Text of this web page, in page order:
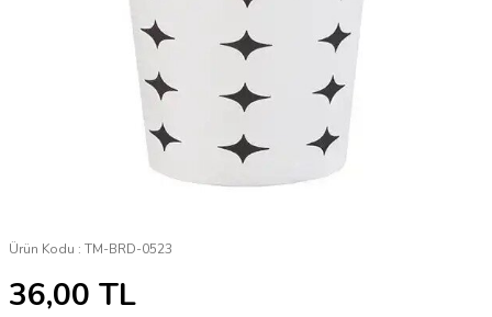
Ürün Kodu : TM-BRD-0523
36,00 TL